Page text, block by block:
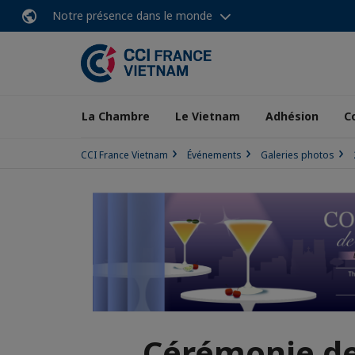
Notre présence dans le monde
La Chambre Le Vietnam Adhésion
CCI France Vietnam Événements Galeries photos